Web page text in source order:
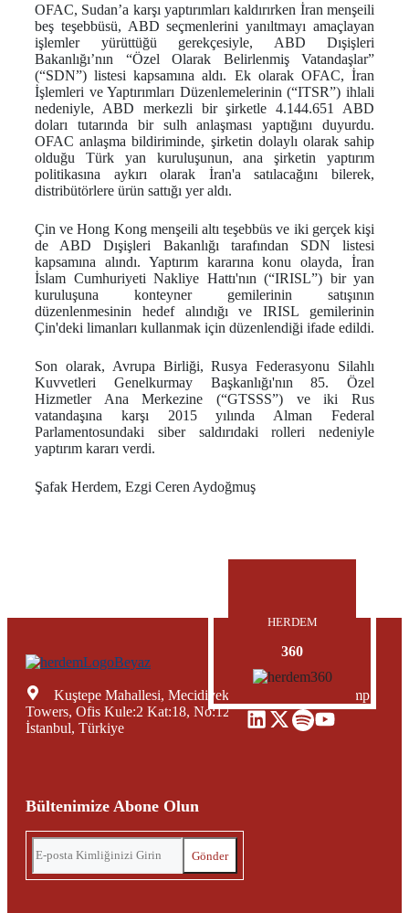
OFAC, Sudan’a karşı yaptırımları kaldırırken İran menşeili
beş teşebbüsü, ABD seçmenlerini yanıltmayı amaçlayan
işlemler yürüttüğü gerekçesiyle, ABD Dışişleri
Bakanlığı’nın “Özel Olarak Belirlenmiş Vatandaşlar”
(“SDN”) listesi kapsamına aldı. Ek olarak OFAC, İran
İşlemleri ve Yaptırımları Düzenlemelerinin (“ITSR”) ihlali
nedeniyle, ABD merkezli bir şirketle 4.144.651 ABD
doları tutarında bir sulh anlaşması yaptığını duyurdu.
OFAC anlaşma bildiriminde, şirketin dolaylı olarak sahip
olduğu Türk yan kuruluşunun, ana şirketin yaptırım
politikasına aykırı olarak İran'a satılacağını bilerek,
distribütörlere ürün sattığı yer aldı.
Çin ve Hong Kong menşeili altı teşebbüs ve iki gerçek kişi
de ABD Dışişleri Bakanlığı tarafından SDN listesi
kapsamına alındı. Yaptırım kararına konu olayda, İran
İslam Cumhuriyeti Nakliye Hattı'nın (“IRISL”) bir yan
kuruluşuna konteyner gemilerinin satışının
düzenlenmesinin hedef alındığı ve IRISL gemilerinin
Çin'deki limanları kullanmak için düzenlendiği ifade edildi.
Son olarak, Avrupa Birliği, Rusya Federasyonu Silahlı
Kuvvetleri Genelkurmay Başkanlığı'nın 85. Özel
Hizmetler Ana Merkezine (“GTSSS”) ve iki Rus
vatandaşına karşı 2015 yılında Alman Federal
Parlamentosundaki siber saldırıdaki rolleri nedeniyle
yaptırım kararı verdi.
Şafak Herdem, Ezgi Ceren Aydoğmuş
Kuştepe Mahallesi, Mecidiyeköy Yolu Caddesi, Trump
Towers, Ofis Kule:2 Kat:18, No:12, Şişli Mecidiyeköy,
İstanbul, Türkiye
Bültenimize Abone Olun
HERDEM
360